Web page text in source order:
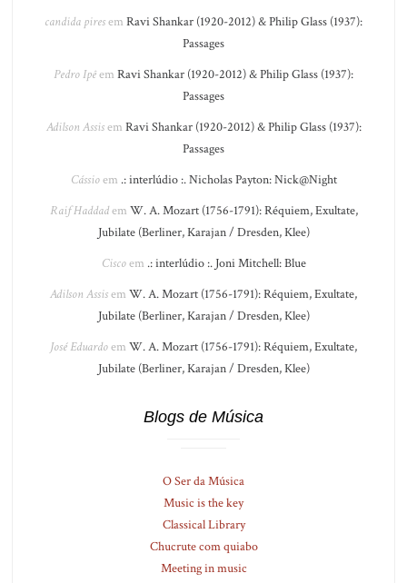
candida piresem Ravi Shankar (1920-2012) & Philip Glass (1937):
Passages
Pedro Ipêem Ravi Shankar (1920-2012) & Philip Glass (1937):
Passages
Adilson Assisem Ravi Shankar (1920-2012) & Philip Glass (1937):
Passages
Cássioem .: interlúdio :. Nicholas Payton: Nick@Night
Raif Haddadem W. A. Mozart (1756-1791): Réquiem, Exultate,
Jubilate (Berliner, Karajan / Dresden, Klee)
Ciscoem .: interlúdio :. Joni Mitchell: Blue
Adilson Assisem W. A. Mozart (1756-1791): Réquiem, Exultate,
Jubilate (Berliner, Karajan / Dresden, Klee)
José Eduardoem W. A. Mozart (1756-1791): Réquiem, Exultate,
Jubilate (Berliner, Karajan / Dresden, Klee)
Blogs de Música
O Ser da Música
Music is the key
Classical Library
Chucrute com quiabo
Meeting in music